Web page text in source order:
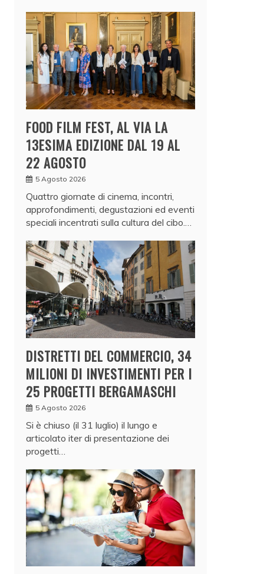
FOOD FILM FEST, AL VIA LA
13ESIMA EDIZIONE DAL 19 AL
22 AGOSTO
5 Agosto 2026
Quattro giornate di cinema, incontri,
approfondimenti, degustazioni ed eventi
speciali incentrati sulla cultura del cibo.…
DISTRETTI DEL COMMERCIO, 34
MILIONI DI INVESTIMENTI PER I
25 PROGETTI BERGAMASCHI
5 Agosto 2026
Si è chiuso (il 31 luglio) il lungo e
articolato iter di presentazione dei
progetti…